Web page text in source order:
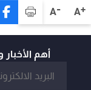
A+
A-
أهم